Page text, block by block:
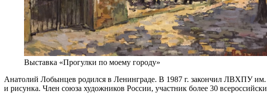
Выставка «Прогулки по моему городу»
Анатолий Лобынцев родился в Ленинграде. В 1987 г. закончил ЛВХПУ
и рисунка. Член союза художников России, участник более 30